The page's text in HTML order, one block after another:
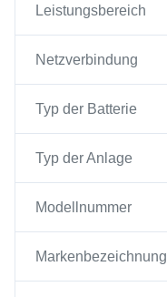
Leistungsbereich
Netzverbindung
Typ der Batterie
Typ der Anlage
Modellnummer
Markenbezeichnung